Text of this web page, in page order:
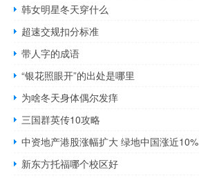
韩女明星冬天穿什么
超速交规扣分标准
带人字的成语
“银花照眼开”的出处是哪里
为啥冬天身体偶尔发痒
三国群英传10攻略
中资地产港股涨幅扩大 绿地中国涨近10%
新东方托福哪个校区好